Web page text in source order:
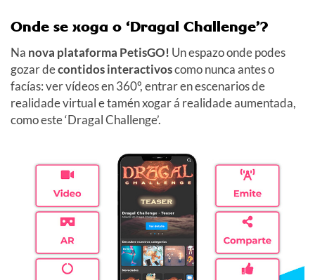
Onde se xoga o ‘Dragal Challenge’?
Na nova plataforma PetisGO! Un espazo onde podes
gozar decontidos interactivoscomo nunca antes o
facías: ver vídeos en 360º, entrar en escenarios de
realidade virtual e tamén xogar á realidade aumentada,
como este ‘Dragal Challenge’.